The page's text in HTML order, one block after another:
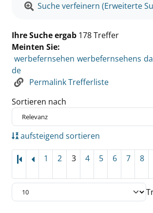
Suche verfeinern (Erweiterte
Ihre Suche ergab 178 Treffer
Meinten Sie:
werbefernsehen werbefernsehens
de
Permalink Trefferliste
Sortieren nach
aufsteigend sortieren
1 2 3 4 5 6 7 8